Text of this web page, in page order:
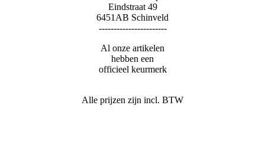
Eindstraat 49
6451AB Schinveld
-----------------------
Al onze artikelen
hebben een
officieel keurmerk
Alle prijzen zijn incl. BTW